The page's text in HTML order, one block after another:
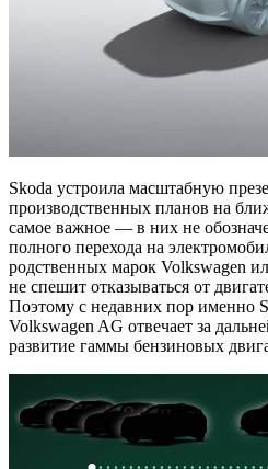
Skoda устроила масштабную
производственных планов на
самое важное — в них не
полного перехода на
родственных марок Volkswagen
не спешит отказываться от
Поэтому с недавних пор именно
Volkswagen AG отвечает за
развитие гаммы бензиновых